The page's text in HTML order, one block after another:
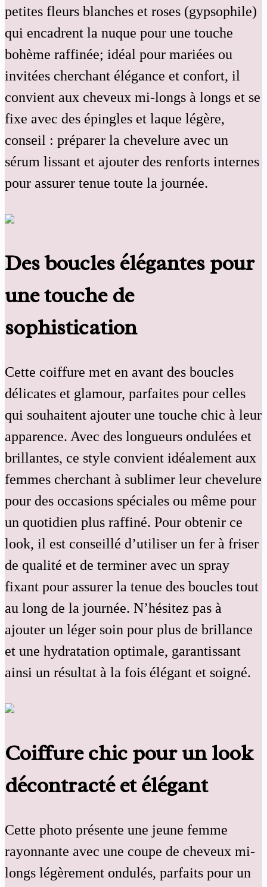
petites fleurs blanches et roses (gypsophile)
qui encadrent la nuque pour une touche
bohème raffinée; idéal pour mariées ou
invitées cherchant élégance et confort, il
convient aux cheveux mi-longs à longs et se
fixe avec des épingles et laque légère,
conseil : préparer la chevelure avec un
sérum lissant et ajouter des renforts internes
pour assurer tenue toute la journée.
Des boucles élégantes pour
une touche de
sophistication
Cette coiffure met en avant des boucles
délicates et glamour, parfaites pour celles
qui souhaitent ajouter une touche chic à leur
apparence. Avec des longueurs ondulées et
brillantes, ce style convient idéalement aux
femmes cherchant à sublimer leur chevelure
pour des occasions spéciales ou même pour
un quotidien plus raffiné. Pour obtenir ce
look, il est conseillé d’utiliser un fer à friser
de qualité et de terminer avec un spray
fixant pour assurer la tenue des boucles tout
au long de la journée. N’hésitez pas à
ajouter un léger soin pour plus de brillance
et une hydratation optimale, garantissant
ainsi un résultat à la fois élégant et soigné.
Coiffure chic pour un look
décontracté et élégant
Cette photo présente une jeune femme
rayonnante avec une coupe de cheveux mi-
longs légèrement ondulés, parfaits pour un